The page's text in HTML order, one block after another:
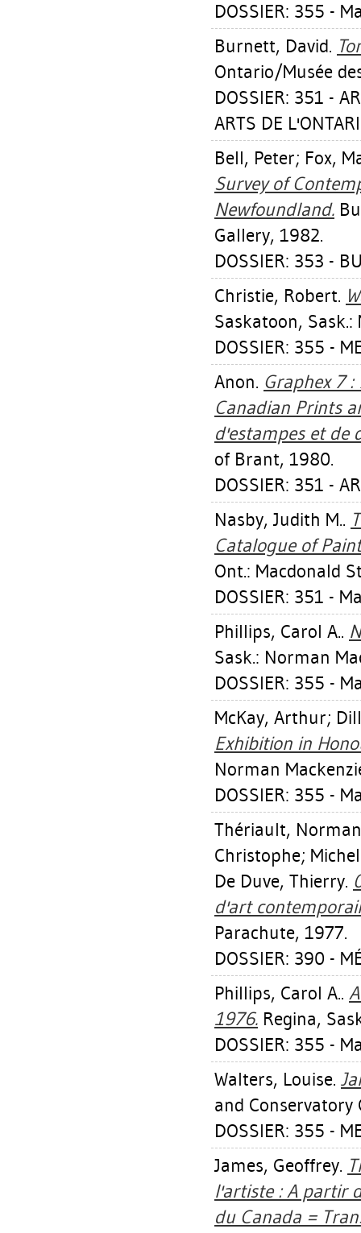
DOSSIER: 355 -
Burnett, David.
Ontario/Musée
DOSSIER: 351 -
ARTS DE
Bell, Peter; Fox,
Survey of
Newfoundland.
Gallery, 1982.
DOSSIER: 353 -
Christie, Robert.
Saskatoon,
DOSSIER: 355 -
Anon. Graphex 7
Canadian Prints
d'estampes et de
of Brant, 1980.
DOSSIER: 351 -
Nasby, Judith M..
Catalogue of
Ont.: Macdonald
DOSSIER: 351 -
Phillips, Carol A..
Sask.: Norman
DOSSIER: 355 -
McKay, Arthur;
Exhibition in
Norman
DOSSIER: 355 -
Thériault,
Christophe;
De Duve, Thierry.
d'art
Parachute, 1977.
DOSSIER: 390 -
Phillips, Carol A..
1976. Regina,
DOSSIER: 355 -
Walters, Louise.
and
DOSSIER: 355 -
James, Geoffrey.
l'artiste : A partir
du Canada =